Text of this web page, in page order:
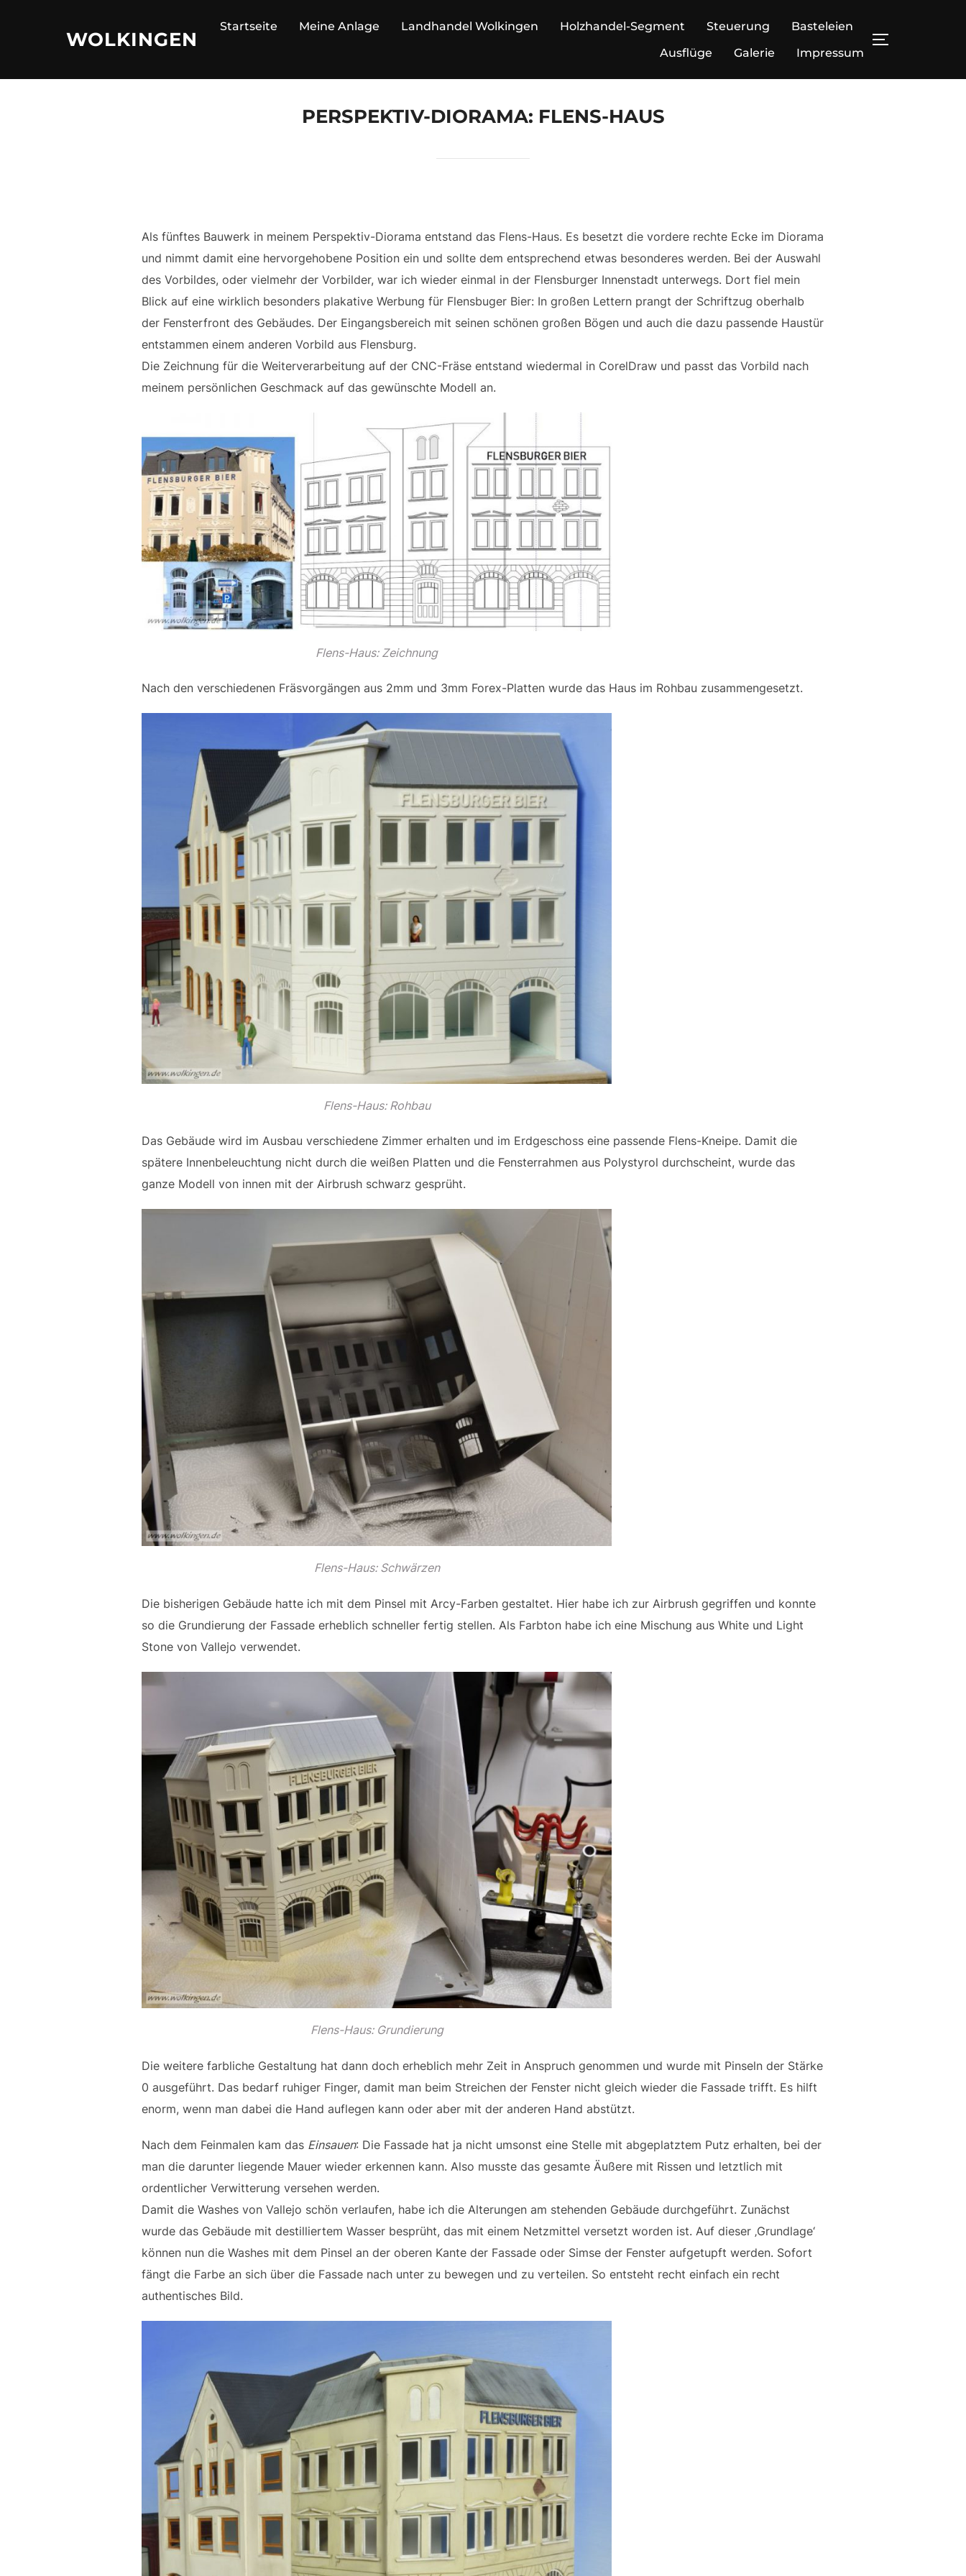
WOLKINGEN
Startseite Meine Anlage Landhandel Wolkingen Holzhandel-Segment Steuerung
Basteleien
Ausflüge
Galerie Impressum
PERSPEKTIV-DIORAMA: FLENS-HAUS
Als fünftes Bauwerk in meinem Perspektiv-Diorama entstand das Flens-Haus. Es besetzt die vordere rechte Ecke im Diorama
und nimmt damit eine hervorgehobene Position ein und sollte dem entsprechend etwas besonderes werden. Bei der Auswahl
des Vorbildes, oder vielmehr der Vorbilder, war ich wieder einmal in der Flensburger Innenstadt unterwegs. Dort fiel mein
Blick auf eine wirklich besonders plakative Werbung für Flensbuger Bier: In großen Lettern prangt der Schriftzug oberhalb
der Fensterfront des Gebäudes. Der Eingangsbereich mit seinen schönen großen Bögen und auch die dazu passende Haustür
entstammen einem anderen Vorbild aus Flensburg.
Die Zeichnung für die Weiterverarbeitung auf der CNC-Fräse entstand wiedermal in CorelDraw und passt das Vorbild nach
meinem persönlichen Geschmack auf das gewünschte Modell an.
Flens-Haus: Zeichnung
Nach den verschiedenen Fräsvorgängen aus 2mm und 3mm Forex-Platten wurde das Haus im Rohbau zusammengesetzt.
Flens-Haus: Rohbau
Das Gebäude wird im Ausbau verschiedene Zimmer erhalten und im Erdgeschoss eine passende Flens-Kneipe. Damit die
spätere Innenbeleuchtung nicht durch die weißen Platten und die Fensterrahmen aus Polystyrol durchscheint, wurde das
ganze Modell von innen mit der Airbrush schwarz gesprüht.
Flens-Haus: Schwärzen
Die bisherigen Gebäude hatte ich mit dem Pinsel mit Arcy-Farben gestaltet. Hier habe ich zur Airbrush gegriffen und konnte
so die Grundierung der Fassade erheblich schneller fertig stellen. Als Farbton habe ich eine Mischung aus White und Light
Stone von Vallejo verwendet.
Flens-Haus: Grundierung
Die weitere farbliche Gestaltung hat dann doch erheblich mehr Zeit in Anspruch genommen und wurde mit Pinseln der Stärke
0 ausgeführt. Das bedarf ruhiger Finger, damit man beim Streichen der Fenster nicht gleich wieder die Fassade trifft. Es hilft
enorm, wenn man dabei die Hand auflegen kann oder aber mit der anderen Hand abstützt.
Nach dem Feinmalen kam das Einsauen: Die Fassade hat ja nicht umsonst eine Stelle mit abgeplatztem Putz erhalten, bei der
man die darunter liegende Mauer wieder erkennen kann. Also musste das gesamte Äußere mit Rissen und letztlich mit
ordentlicher Verwitterung versehen werden.
Damit die Washes von Vallejo schön verlaufen, habe ich die Alterungen am stehenden Gebäude durchgeführt. Zunächst
wurde das Gebäude mit destilliertem Wasser besprüht, das mit einem Netzmittel versetzt worden ist. Auf dieser ‚Grundlage‘
können nun die Washes mit dem Pinsel an der oberen Kante der Fassade oder Simse der Fenster aufgetupft werden. Sofort
fängt die Farbe an sich über die Fassade nach unter zu bewegen und zu verteilen. So entsteht recht einfach ein recht
authentisches Bild.